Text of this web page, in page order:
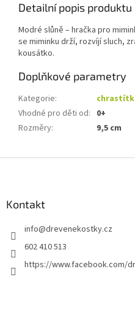
Detailní popis produktu
Modré slůně – hračka pro
se miminku drží, rozvíjí sluch,
kousátko.
Doplňkové parametry
Kategorie:
Vhodné pro děti od: 0+
Rozměry: 9,5 cm
Kontakt
info@drevenekostky.cz
602 410 513
https://www.facebook.com/